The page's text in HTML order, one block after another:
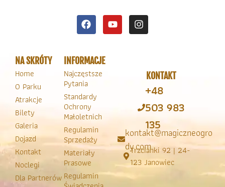
NA SKRÓTY
Home
O Parku
Atrakcje
Bilety
Galeria
Dojazd
Kontakt
Noclegi
Dla Partnerów
INFORMACJE
Najczęstsze
Pytania
Standardy
Ochrony
Małoletnich
Regulamin
Sprzedaży
Materiały
Prasowe
Regulamin
KONTAKT
+48
503 983
135
kontakt@magiczneogro
dy.com
Trzcianki 92 | 24-
123 Janowiec